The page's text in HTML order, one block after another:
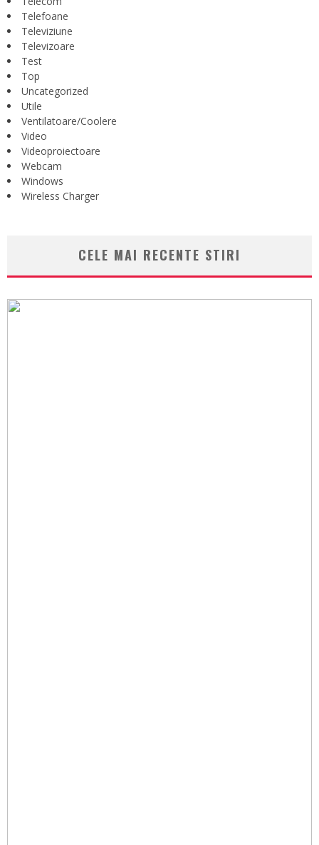
Telefoane
Televiziune
Televizoare
Test
Top
Uncategorized
Utile
Ventilatoare/Coolere
Video
Videoproiectoare
Webcam
Windows
Wireless Charger
CELE MAI RECENTE STIRI